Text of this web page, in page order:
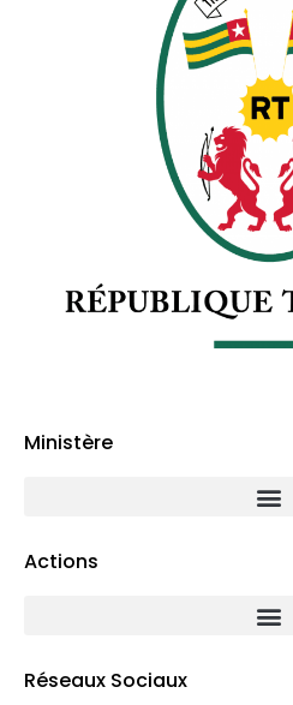
Ministère
Actions
Réseaux Sociaux